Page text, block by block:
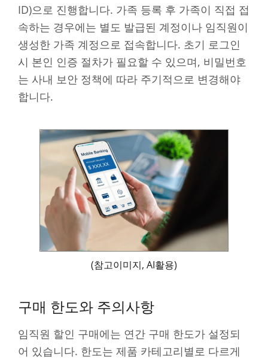
ID)으로 진행합니다. 가족 등록 후 가족이 직접 접
속하는 경우에는 별도 발급된 계정이나 임직원이
생성한 가족 계정으로 접속합니다. 초기 로그인
시 본인 인증 절차가 필요할 수 있으며, 비밀번호
는 사내 보안 정책에 따라 주기적으로 변경해야
합니다.
(참고이미지, AI활용)
구매 한도와 주의사항
임직원 할인 구매에는 연간 구매 한도가 설정되
어 있습니다. 한도는 제품 카테고리별로 다르게